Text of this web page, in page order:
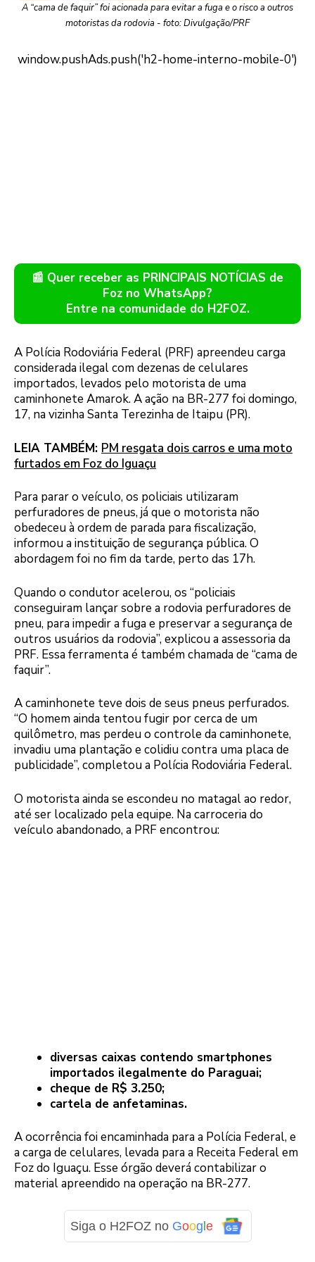
A “cama de faquir” foi acionada para evitar a fuga e o risco a outros
motoristas da rodovia - foto: Divulgação/PRF
📰 Quer receber as PRINCIPAIS NOTÍCIAS de
Foz no WhatsApp?
Entre na comunidade do H2FOZ.
A Polícia Rodoviária Federal (PRF) apreendeu carga
considerada ilegal com dezenas de celulares
importados, levados pelo motorista de uma
caminhonete Amarok. A ação na BR-277 foi domingo,
17, na vizinha Santa Terezinha de Itaipu (PR).
LEIA TAMBÉM: PM resgata dois carros e uma moto
furtados em Foz do Iguaçu
Para parar o veículo, os policiais utilizaram
perfuradores de pneus, já que o motorista não
obedeceu à ordem de parada para fiscalização,
informou a instituição de segurança pública. O
abordagem foi no fim da tarde, perto das 17h.
Quando o condutor acelerou, os “policiais
conseguiram lançar sobre a rodovia perfuradores de
pneu, para impedir a fuga e preservar a segurança de
outros usuários da rodovia”, explicou a assessoria da
PRF. Essa ferramenta é também chamada de “cama de
faquir”.
A caminhonete teve dois de seus pneus perfurados.
“O homem ainda tentou fugir por cerca de um
quilômetro, mas perdeu o controle da caminhonete,
invadiu uma plantação e colidiu contra uma placa de
publicidade”, completou a Polícia Rodoviária Federal.
O motorista ainda se escondeu no matagal ao redor,
até ser localizado pela equipe. Na carroceria do
veículo abandonado, a PRF encontrou:
diversas caixas contendo smartphones
importados ilegalmente do Paraguai;
cheque de R$ 3.250;
cartela de anfetaminas.
A ocorrência foi encaminhada para a Polícia Federal, e
a carga de celulares, levada para a Receita Federal em
Foz do Iguaçu. Esse órgão deverá contabilizar o
material apreendido na operação na BR-277.
Siga o H2FOZ no Google